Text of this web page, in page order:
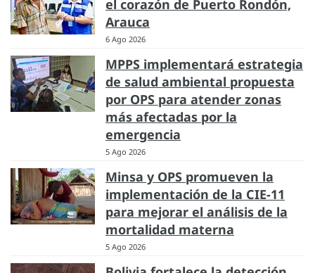
el corazón de Puerto Rondón,
Arauca
6 Ago 2026
MPPS implementará estrategia
de salud ambiental propuesta
por OPS para atender zonas
más afectadas por la
emergencia
5 Ago 2026
Minsa y OPS promueven la
implementación de la CIE-11
para mejorar el análisis de la
mortalidad materna
5 Ago 2026